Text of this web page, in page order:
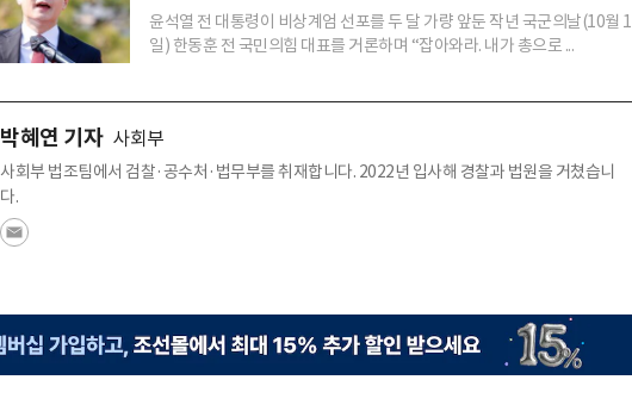
윤석열 전 대통령이 비상계엄 선포를 두 달 가량 앞둔 작년 국군의날(10월 1
일) 한동훈 전 국민의힘 대표를 거론하며 “잡아와라. 내가 총으로 ...
박혜연 기자 사회부
사회부 법조팀에서 검찰·공수처·법무부를 취재합니다. 2022년 입사해 경찰과 법원을 거쳤습니
다.